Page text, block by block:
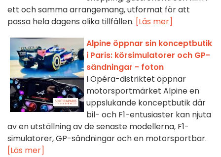
ett och samma arrangemang, utformat för att
passa hela dagens olika tillfällen. [Läs mer]
Alpine öppnar sin konceptbutik
i Paris: körsimulatorer och GP-
sändningar - foton
I Opéra-distriktet öppnar
motorsportmärket Alpine en
uppslukande konceptbutik där
bil- och F1-entusiaster kan njuta
av en utställning av de senaste modellerna, F1-
simulatorer, GP-sändningar och en motorsportbar.
[Läs mer]